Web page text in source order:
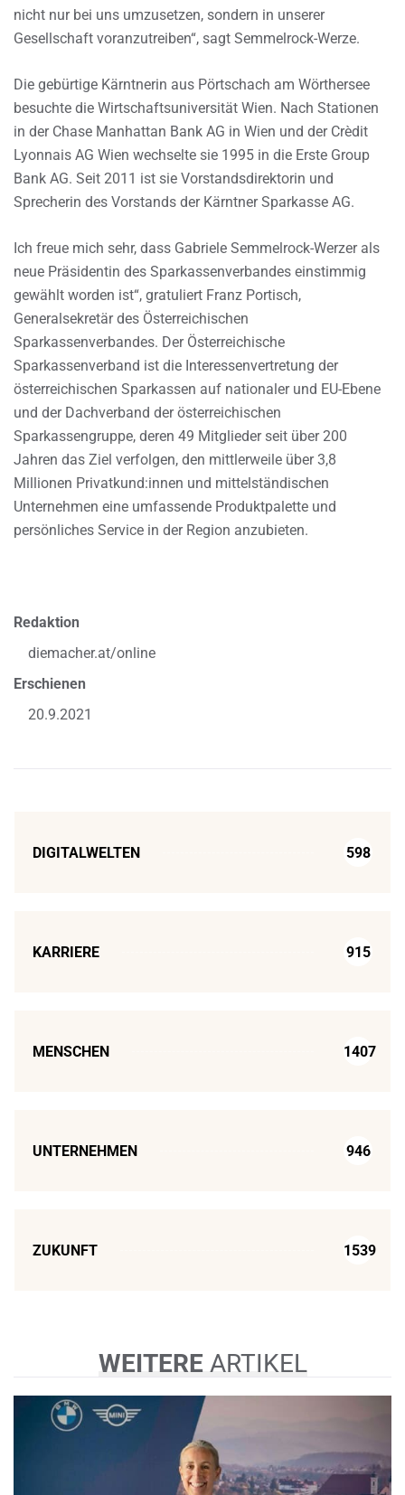
nicht nur bei uns umzusetzen, sondern in unserer
Gesellschaft voranzutreiben“, sagt Semmelrock-Werze.
Die gebürtige Kärntnerin aus Pörtschach am Wörthersee
besuchte die Wirtschaftsuniversität Wien. Nach Stationen
in der Chase Manhattan Bank AG in Wien und der Crèdit
Lyonnais AG Wien wechselte sie 1995 in die Erste Group
Bank AG. Seit 2011 ist sie Vorstandsdirektorin und
Sprecherin des Vorstands der Kärntner Sparkasse AG.
Ich freue mich sehr, dass Gabriele Semmelrock-Werzer als
neue Präsidentin des Sparkassenverbandes einstimmig
gewählt worden ist“, gratuliert Franz Portisch,
Generalsekretär des Österreichischen
Sparkassenverbandes. Der Österreichische
Sparkassenverband ist die Interessenvertretung der
österreichischen Sparkassen auf nationaler und EU-Ebene
und der Dachverband der österreichischen
Sparkassengruppe, deren 49 Mitglieder seit über 200
Jahren das Ziel verfolgen, den mittlerweile über 3,8
Millionen Privatkund:innen und mittelständischen
Unternehmen eine umfassende Produktpalette und
persönliches Service in der Region anzubieten.
Redaktion
diemacher.at/online
Erschienen
20.9.2021
DIGITALWELTEN 598
KARRIERE 915
MENSCHEN 1407
UNTERNEHMEN 946
ZUKUNFT 1539
WEITEREARTIKEL